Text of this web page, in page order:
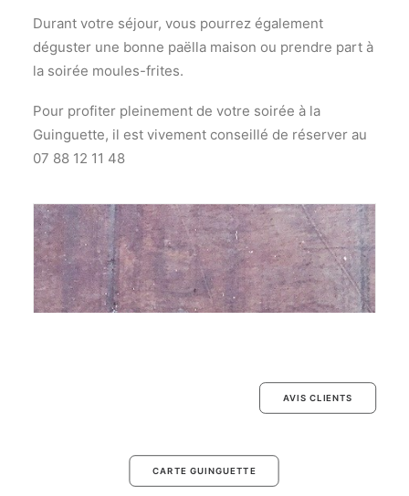
Durant votre séjour, vous pourrez également
déguster une bonne paëlla maison ou prendre part à
la soirée moules-frites.
Pour profiter pleinement de votre soirée à la
Guinguette, il est vivement conseillé de réserver au
07 88 12 11 48
AVIS CLIENTS
CARTE GUINGUETTE